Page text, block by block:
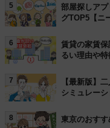
5
部屋探しア
グTOP5【ニ
6
賃貸の家賃
るい理由や
7
【最新版】
シミュレー
8 東京のおす